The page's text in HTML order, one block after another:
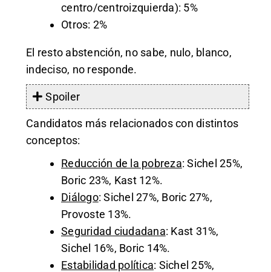
centro/centroizquierda): 5%
Otros: 2%
El resto abstención, no sabe, nulo, blanco,
indeciso, no responde.
Spoiler
Candidatos más relacionados con distintos
conceptos:
Reducción de la pobreza: Sichel 25%,
Boric 23%, Kast 12%.
Diálogo: Sichel 27%, Boric 27%,
Provoste 13%.
Seguridad ciudadana: Kast 31%,
Sichel 16%, Boric 14%.
Estabilidad política: Sichel 25%,